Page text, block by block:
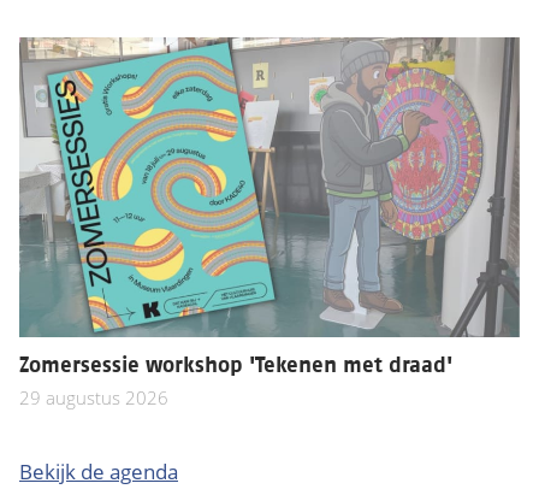
Zomersessie workshop 'Tekenen met draad'
29 augustus 2026
Bekijk de agenda